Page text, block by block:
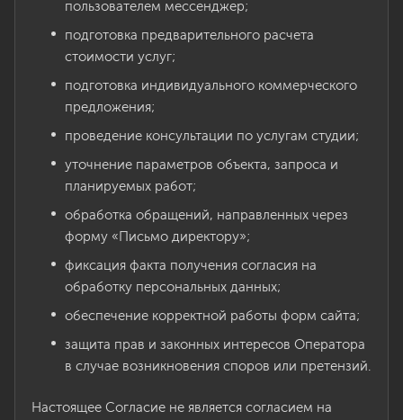
пользователем мессенджер;
подготовка предварительного расчета
стоимости услуг;
подготовка индивидуального коммерческого
предложения;
проведение консультации по услугам студии;
уточнение параметров объекта, запроса и
планируемых работ;
обработка обращений, направленных через
форму «Письмо директору»;
фиксация факта получения согласия на
обработку персональных данных;
обеспечение корректной работы форм сайта;
защита прав и законных интересов Оператора
в случае возникновения споров или претензий.
Настоящее Согласие не является согласием на